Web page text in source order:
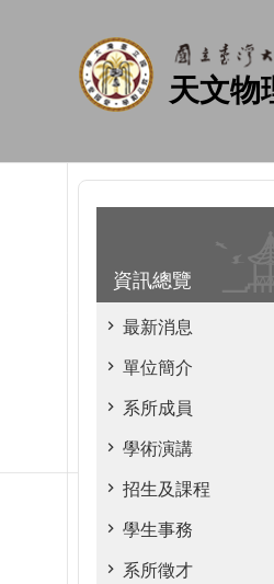
天文物
資訊總覽
最新消息
單位簡介
系所成員
學術演講
招生及課程
學生事務
系所徵才